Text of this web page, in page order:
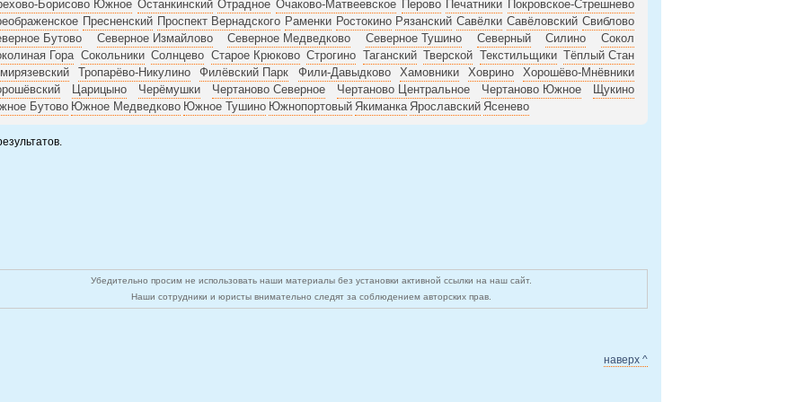
Борисово Южное Останкинский Отрадное Очаково-Матвеевское Перово Печатники Покровское-Стрешнево
Пресненский Проспект Вернадского Раменки Ростокино Рязанский Савёлки Савёловский Свиблово
Бутово
Северное Измайлово Северное Медведково Северное Тушино Северный Силино
Сокол
Гора Сокольники Солнцево Старое Крюково Строгино Таганский Тверской Текстильщики Тёплый Стан
Тропарёво-Никулино Филёвский Парк Фили-Давыдково Хамовники Ховрино
Хорошёво-Мнёвники
Царицыно Черёмушки Чертаново Северное Чертаново Центральное Чертаново Южное
Щукино
Бутово Южное Медведково Южное Тушино Южнопортовый Якиманка Ярославский Ясенево
Убедительно просим не использовать наши материалы без установки активной ссылки на наш сайт.
Наши сотрудники и юристы внимательно следят за соблюдением авторских прав.
наверх ^